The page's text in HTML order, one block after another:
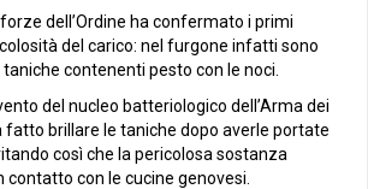
dell’Ordine ha confermato i primi
del carico: nel furgone infatti sono
contenenti pesto con le noci.
del nucleo batteriologico dell’Arma dei
fatto brillare le taniche dopo averle portate
così che la pericolosa sostanza
con le cucine genovesi.